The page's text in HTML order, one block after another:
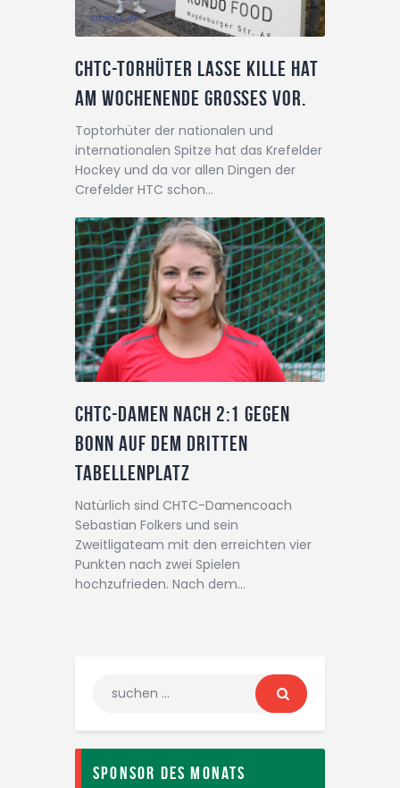
CHTC-Torhüter Lasse Kille hat
am Wochenende Großes vor.
Toptorhüter der nationalen und
internationalen Spitze hat das Krefelder
Hockey und da vor allen Dingen der
Crefelder HTC schon…
CHTC-Damen nach 2:1 gegen
Bonn auf dem dritten
Tabellenplatz
Natürlich sind CHTC-Damencoach
Sebastian Folkers und sein
Zweitligateam mit den erreichten vier
Punkten nach zwei Spielen
hochzufrieden. Nach dem…
Sponsor des Monats